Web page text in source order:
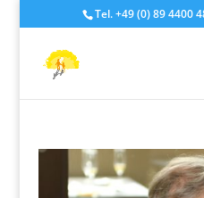
Tel. +49 (0) 89 4400